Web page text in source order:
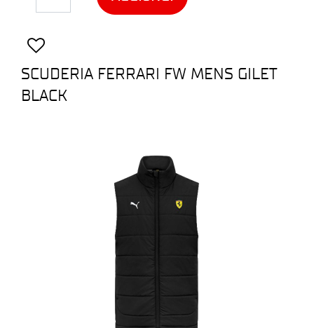
SCUDERIA FERRARI FW MENS GILET
BLACK